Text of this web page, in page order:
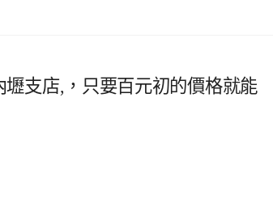
支店,，只要百元初的價格就能